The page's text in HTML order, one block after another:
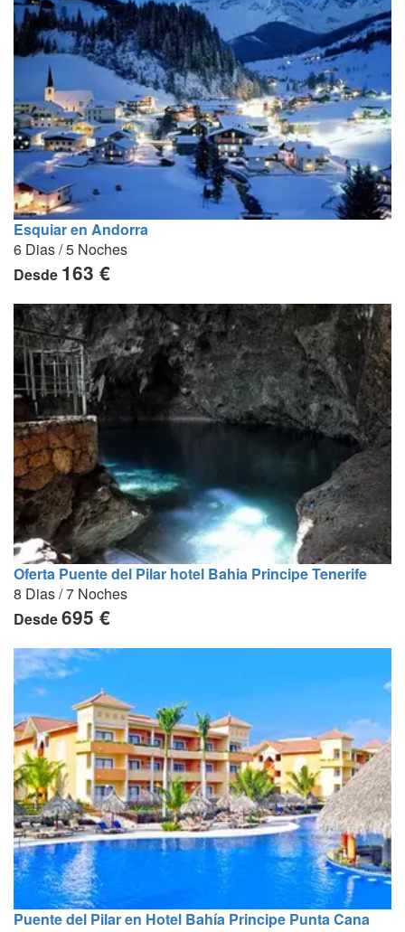
Esquiar en Andorra
6 Dias / 5 Noches
Desde 163 €
Oferta Puente del Pilar hotel Bahia Principe Tenerife
8 Dias / 7 Noches
Desde695 €
Puente del Pilar en Hotel Bahía Principe Punta Cana